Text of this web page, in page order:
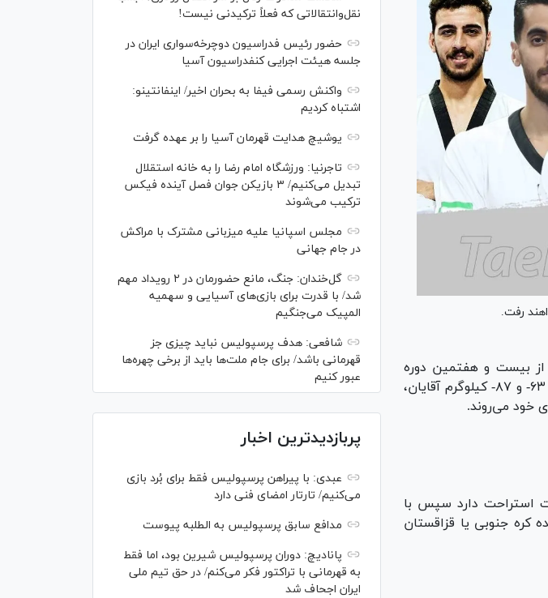
از بیست و هفتمین دوره
رقابت‌های تکواندو قهرمانی آسیا فردا شنبه دوم خرداد ماه با برگزاری مبارزات اوزان ۶۳- و ۸۷- کیلوگرم آقایان،
با حضور ۱۸ تکواندوکار دور نخست استراحت دارد سپس با
کره جنوبی یا قزاقستان
نقل‌وانتقالاتی که فعلاً ترکیدنی نیست!
حضور رئیس فدراسیون دوچرخه‌سواری ایران در
جلسه هیئت اجرایی کنفدراسیون آسیا
واکنش رسمی فیفا به بحران اخیر/ اینفانتینو:
اشتباه کردیم
یوشیچ هدایت قهرمان آسیا را بر عهده گرفت
تاجرنیا: ورزشگاه امام رضا را به خانه استقلال
تبدیل می‌کنیم/ ۳ بازیکن جوان فصل آینده فیکس
ترکیب می‌شوند
مجلس اسپانیا علیه میزبانی مشترک با مراکش
در جام جهانی
گل‌خندان: جنگ، مانع حضورمان در ۲ رویداد مهم
شد/ با قدرت برای بازی‌های آسیایی و سهمیه
المپیک می‌جنگیم
شافعی: هدف پرسپولیس نباید چیزی جز
قهرمانی باشد/ برای جام ملت‌ها باید از برخی چهره‌ها
عبور کنیم
پربازدیدترین اخبار
عبدی: با پیراهن پرسپولیس فقط برای بُرد بازی
می‌کنیم/ تارتار امضای فنی دارد
مدافع سابق پرسپولیس به الطلبه پیوست
پانادیچ: دوران پرسپولیس شیرین بود، اما فقط
به قهرمانی با تراکتور فکر می‌کنم/ در حق تیم ملی
ایران اجحاف شد